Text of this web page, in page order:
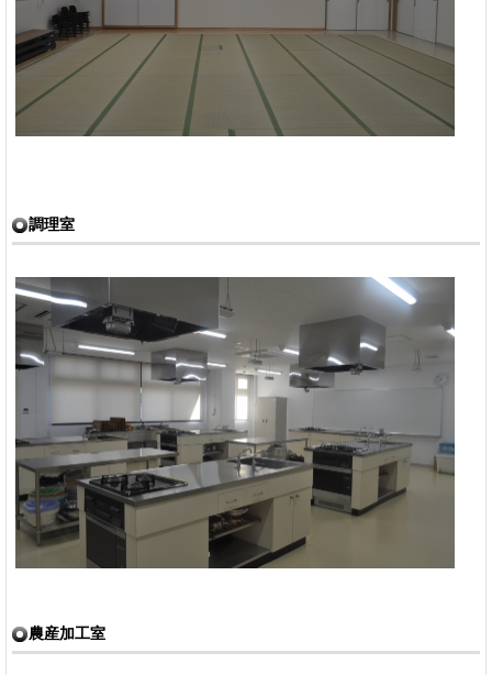
調理室
農産加工室